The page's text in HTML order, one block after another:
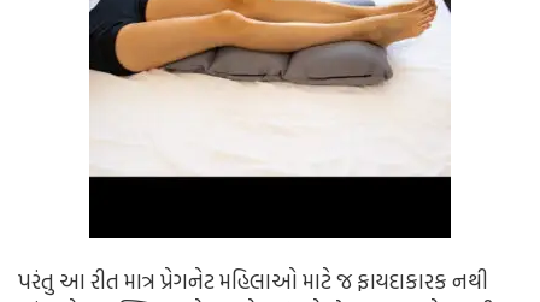
પરંતુ આ રીત માત્ર પ્રેગનેટ મહિલાઓ માટે જ ફાયદાકારક નથી